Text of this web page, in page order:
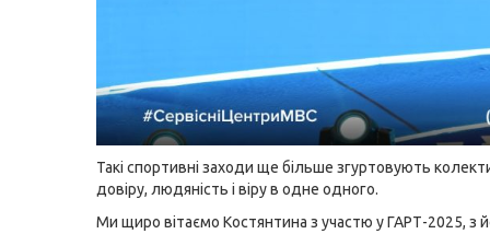
Такі спортивні заходи ще більше згуртовують
довіру, людяність і віру в одне одного.
Ми щиро вітаємо Костянтина з участю у ГАРТ-2025, з